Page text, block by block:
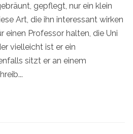
gepflegt, nur ein klein
Art, die ihn interessant wirken
einen Professor halten, die Uni
vielleicht ist er ein
sitzt er an einem